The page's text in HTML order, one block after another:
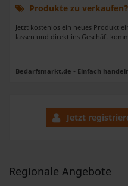
Produkte zu verkaufen?
Jetzt kostenlos ein neues Produkt
lassen und direkt ins Geschäft
Bedarfsmarkt.de - Einfach
Jetzt
Regionale Angebote